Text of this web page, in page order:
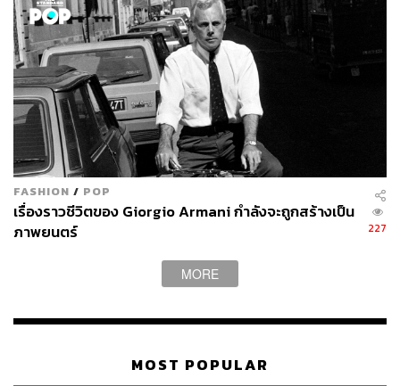
FASHION / POP
เรื่องราวชีวิตของ Giorgio Armani กำลังจะถูกสร้างเป็น
ภาพยนตร์
227
MORE
MOST POPULAR